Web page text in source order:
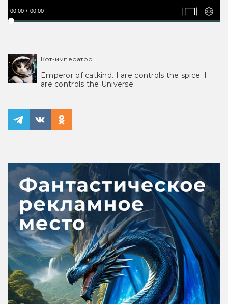
00:00 00:00
Кот-император
Emperor of catkind. I are controls the spice, I
are controls the Universe.